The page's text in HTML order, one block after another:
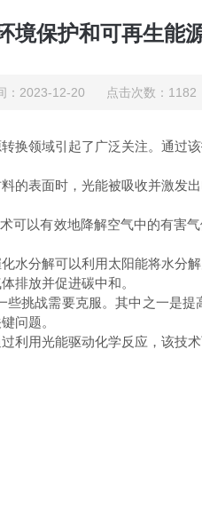
境保护和可再生能
：2023-12-20 点击次数：1182
换领域引起了广泛关注。通过
表面时，光能被吸收并激发
可以有效地降解空气中的有害
分解可以利用太阳能将水分
排放并促进碳中和。
战需要克服。其中之一是提
问题。
用光能驱动化学反应，该技